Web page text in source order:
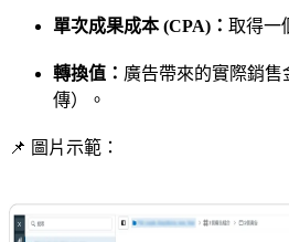
單次成果成本 (CPA)： 取得一
轉換值： 廣告帶來的實際銷售
傳）。
📌 圖片示範：